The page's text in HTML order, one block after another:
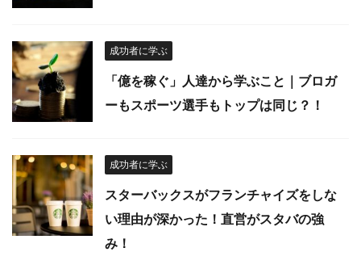
成功者に学ぶ
「億を稼ぐ」人達から学ぶこと｜ブロガ
ーもスポーツ選手もトップは同じ？！
成功者に学ぶ
スターバックスがフランチャイズをしな
い理由が深かった！直営がスタバの強
み！